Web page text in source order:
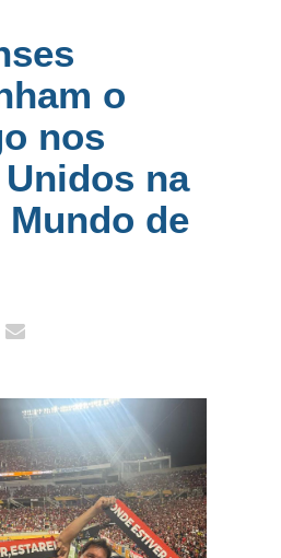
o
nos
na
Mundo de